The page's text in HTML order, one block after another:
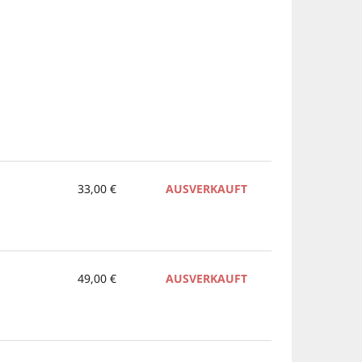
33,00 € AUSVERKAUFT
49,00 € AUSVERKAUFT